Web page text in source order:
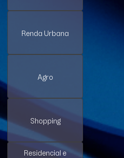
Renda Urbana
Agro
Shopping
Residencial e